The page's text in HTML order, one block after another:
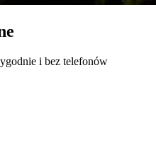
i bez telefonów